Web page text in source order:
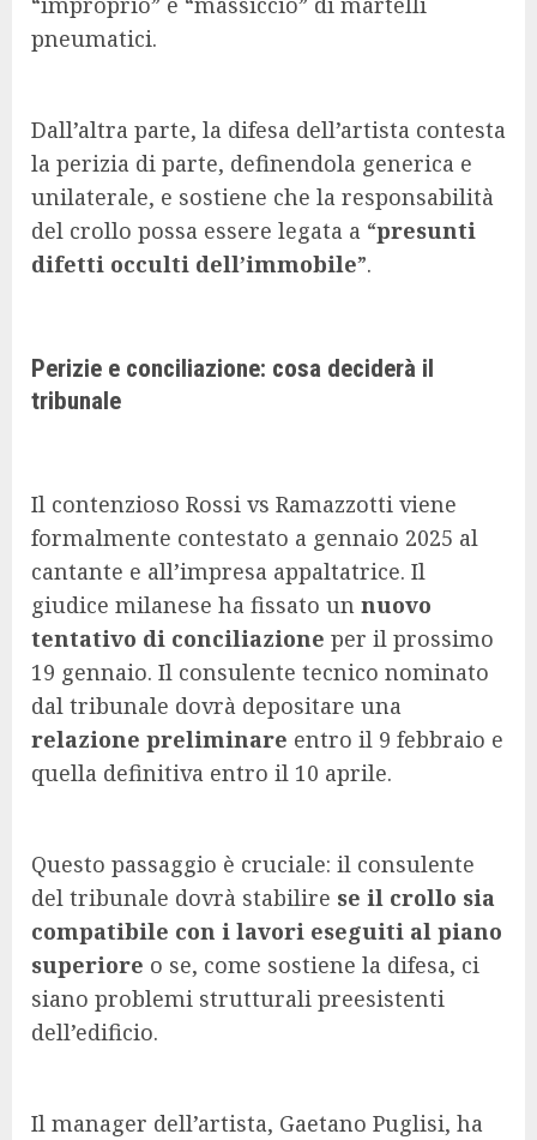
pneumatici.
Dall’altra parte, la difesa dell’artista contesta
la perizia di parte, definendola generica e
unilaterale, e sostiene che la responsabilità
del crollo possa essere legata a “presunti
difetti occulti dell’immobile”.
Perizie e conciliazione: cosa deciderà il
tribunale
Il contenzioso Rossi vs Ramazzotti viene
formalmente contestato a gennaio 2025 al
cantante e all’impresa appaltatrice. Il
giudice milanese ha fissato un nuovo
tentativo di conciliazione per il prossimo
19 gennaio. Il consulente tecnico nominato
dal tribunale dovrà depositare una
relazione preliminare entro il 9 febbraio e
quella definitiva entro il 10 aprile.
Questo passaggio è cruciale: il consulente
del tribunale dovrà stabilire se il crollo sia
compatibile con i lavori eseguiti al piano
superiore o se, come sostiene la difesa, ci
siano problemi strutturali preesistenti
dell’edificio.
Il manager dell’artista, Gaetano Puglisi, ha